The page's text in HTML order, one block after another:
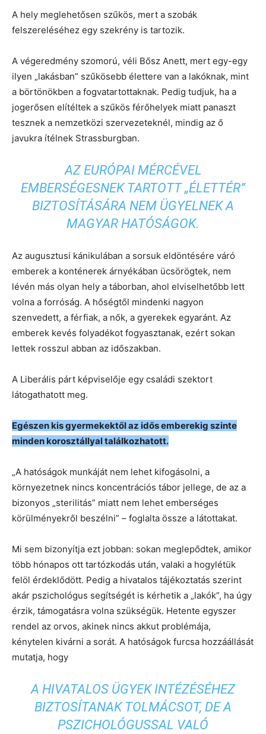
A hely meglehetősen szűkös, mert a szobák
felszereléséhez egy szekrény is tartozik.
A végeredmény szomorú, véli Bősz Anett, mert egy-egy
ilyen „lakásban” szűkösebb élettere van a lakóknak, mint
a börtönökben a fogvatartottaknak. Pedig tudjuk, ha a
jogerősen elítéltek a szűkös férőhelyek miatt panaszt
tesznek a nemzetközi szervezeteknél, mindig az ő
javukra ítélnek Strassburgban.
AZ EURÓPAI MÉRCÉVEL
EMBERSÉGESNEK TARTOTT „ÉLETTÉR”
BIZTOSÍTÁSÁRA NEM ÜGYELNEK A
MAGYAR HATÓSÁGOK.
Az augusztusi kánikulában a sorsuk eldöntésére váró
emberek a konténerek árnyékában ücsörögtek, nem
lévén más olyan hely a táborban, ahol elviselhetőbb lett
volna a forróság. A hőségtől mindenki nagyon
szenvedett, a férfiak, a nők, a gyerekek egyaránt. Az
emberek kevés folyadékot fogyasztanak, ezért sokan
lettek rosszul abban az időszakban.
A Liberális párt képviselője egy családi szektort
látogathatott meg.
Egészen kis gyermekektől az idős emberekig szinte
minden korosztállyal találkozhatott.
„A hatóságok munkáját nem lehet kifogásolni, a
környezetnek nincs koncentrációs tábor jellege, de az a
bizonyos „sterilitás” miatt nem lehet emberséges
körülményekről beszélni” – foglalta össze a látottakat.
Mi sem bizonyítja ezt jobban: sokan meglepődtek, amikor
több hónapos ott tartózkodás után, valaki a hogylétük
felöl érdeklődött. Pedig a hivatalos tájékoztatás szerint
akár pszichológus segítségét is kérhetik a „lakók”, ha úgy
érzik, támogatásra volna szükségük. Hetente egyszer
rendel az orvos, akinek nincs akkut problémája,
kénytelen kivárni a sorát. A hatóságok furcsa hozzáállását
mutatja, hogy
A HIVATALOS ÜGYEK INTÉZÉSÉHEZ
BIZTOSÍTANAK TOLMÁCSOT, DE A
PSZICHOLÓGUSSAL VALÓ